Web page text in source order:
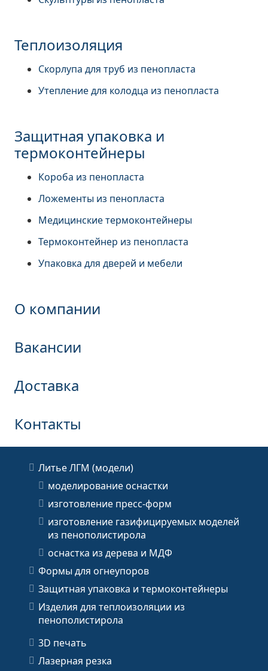
Теплоизоляция
Скорлупа для труб из пенопласта
Утепление для колодца из пенопласта
Защитная упаковка и
термоконтейнеры
Короба из пенопласта
Ложементы из пенопласта
Медицинские термоконтейнеры
Термоконтейнер из пенопласта
Упаковка для дверей и мебели
О компании
Вакансии
Доставка
Контакты
Литье ЛГМ (модели)
моделирование оснастки
изготовление пресс-форм
изготовление газифицируемых моделей
из пенополистирола
оснастка из дерева и МДФ
Формы для огнеупоров
Защитная упаковка и термоконтейнеры
Изделия для теплоизоляции из
пенополистирола
3D печать
Лазерная резка